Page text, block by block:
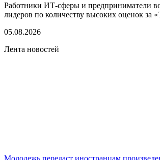
Работники ИТ-сферы и предприниматели
лидеров по количеству высоких оценок за
05.08.2026
Лента новостей
Молодежь передаст иностранцам